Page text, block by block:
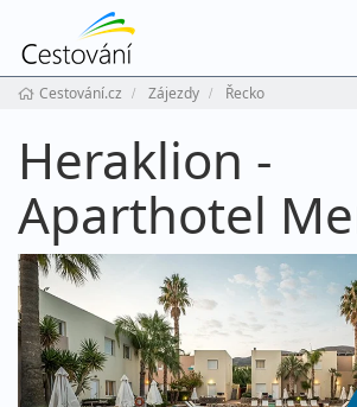
Cestování.cz Zájezdy Řecko
Heraklion -
Aparthotel